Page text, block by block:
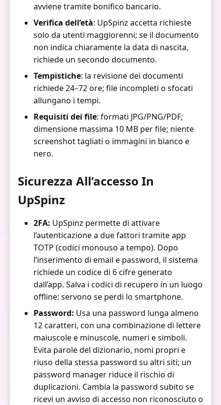
avviene tramite bonifico bancario.
Verifica dell’età: UpSpinz accetta richieste
solo da utenti maggiorenni; se il documento
non indica chiaramente la data di nascita,
richiede un secondo documento.
Tempistiche: la revisione dei documenti
richiede 24–72 ore; file incompleti o sfocati
allungano i tempi.
Requisiti dei file: formati JPG/PNG/PDF;
dimensione massima 10 MB per file; niente
screenshot tagliati o immagini in bianco e
nero.
Sicurezza All’accesso In
UpSpinz
2FA: UpSpinz permette di attivare
l’autenticazione a due fattori tramite app
TOTP (codici monouso a tempo). Dopo
l’inserimento di email e password, il sistema
richiede un codice di 6 cifre generato
dall’app. Salva i codici di recupero in un luogo
offline: servono se perdi lo smartphone.
Password: Usa una password lunga almeno
12 caratteri, con una combinazione di lettere
maiuscole e minuscole, numeri e simboli.
Evita parole del dizionario, nomi propri e
riuso della stessa password su altri siti; un
password manager riduce il rischio di
duplicazioni. Cambia la password subito se
ricevi un avviso di accesso non riconosciuto o